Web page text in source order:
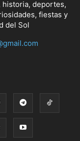
historia, deportes,
fiestas y
del Sol